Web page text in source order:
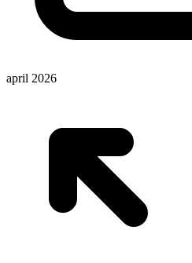
april 2026